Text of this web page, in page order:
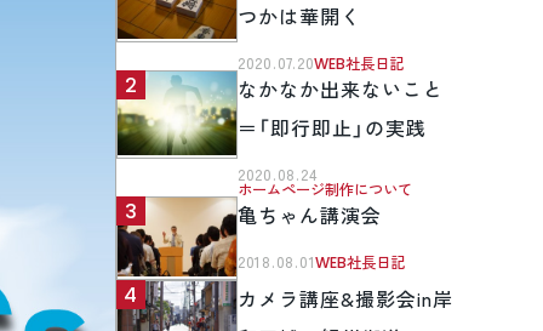
つかは華開く
2020.07.20WEB社長日記
なかなか出来ないこと
＝「即行即止」の実践
2020.08.24
ホームページ制作について
亀ちゃん講演会
2018.08.01WEB社長日記
カメラ講座&撮影会in岸